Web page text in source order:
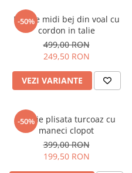
-50%
Rochie midi bej din voal cu
cordon in talie
499,00 RON
249,50 RON
VEZI VARIANTE
-50%
Rochie plisata turcoaz cu
maneci clopot
399,00 RON
199,50 RON